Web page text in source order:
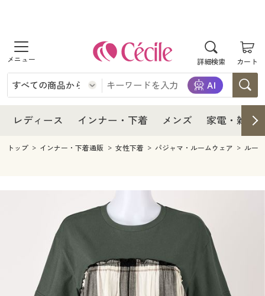
詳細検索 カート
商品を探す
レディース
レディースファッション
インナー・下着
インナー・下着通販すべて
ジュニア・ティーンズ下着
メンズ
メンズファッション
メンズ下着
家電・雑貨すべて
キッチン・雑貨・日用品
寝具・インテリア・家具
寝具・インテリア・家具通販すべて
家具・収納
美容・健康
美容・健康通販すべて
制服・スクール
レディース インナー・下着 メンズ 家電・雑貨
レディース
レディース通販すべて
レディースファッション
インナー・下着
インナー・下着通販すべて
ジュニア・ティーンズ下着
メンズ
キッチン・雑貨・日用品
寝具・インテリア・家具通販すべて
家具・収納
寝具・ベッド
美容・健康通販すべて
美容・健康・サプリメント
制服・スクール
制服・スクールすべて
大きいサイズ
トップ インナー・下着通販 女性下着 パジャマ・ルームウェア ルー